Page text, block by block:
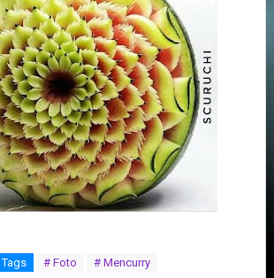
Tags # Foto # Mencurry